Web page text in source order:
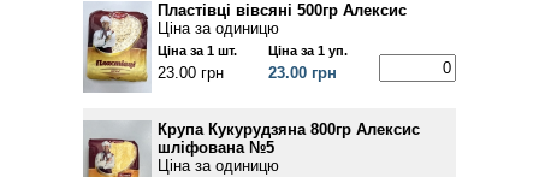
Пластівці вівсяні 500гр Алексис
Ціна за одиницю
Ціна за 1 шт.
23.00 грн
Ціна за 1 уп.
23.00 грн
Крупа Кукурудзяна 800гр Алексис
шліфована №5
Ціна за одиницю